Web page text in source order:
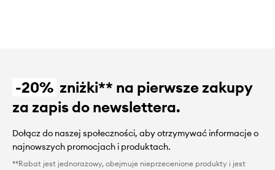
-20% zniżki** na pierwsze zakupy
za zapis do newslettera.
Dołącz do naszej społeczności, aby otrzymywać informacje o
najnowszych promocjach i produktach.
**Rabat jest jednorazowy, obejmuje nieprzecenione produkty i jest